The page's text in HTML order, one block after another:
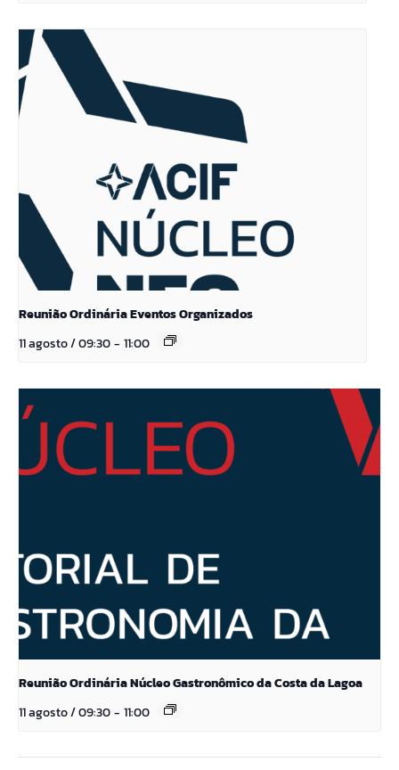
Reunião Ordinária Eventos Organizados
11 agosto / 09:30- 11:00
Reunião Ordinária Núcleo Gastronômico da Costa da Lagoa
11 agosto / 09:30- 11:00